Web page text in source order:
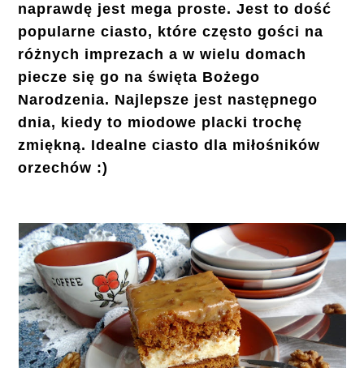
naprawdę jest mega proste. Jest to dość
popularne ciasto, które często gości na
różnych imprezach a w wielu domach
piecze się go na święta Bożego
Narodzenia. Najlepsze jest następnego
dnia, kiedy to miodowe placki trochę
zmiękną. Idealne ciasto dla miłośników
orzechów :)